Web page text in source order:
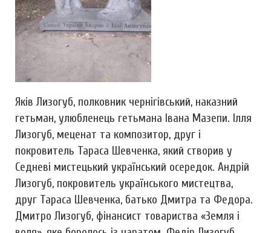
Яків Лизогуб, полковник чернігівський, наказний
гетьман, улюбленець гетьмана Івана Мазепи. Ілля
Лизогуб, меценат та композитор, друг і
покровитель Тараса Шевченка, який створив у
Седневі мистецький український осередок. Андрій
Лизогуб, покровитель українського мистецтва,
друг Тараса Шевченка, батько Дмитра та Федора.
Дмитро Лизогуб, фінансист товариства «Земля і